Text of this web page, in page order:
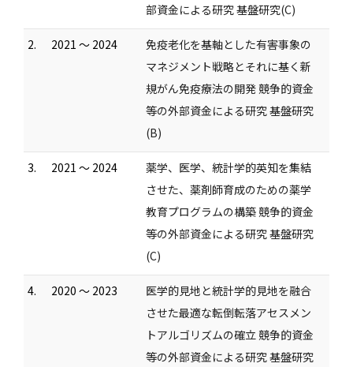
部資金による研究 基盤研究(C)
2. 2021 ～ 2024
免疫老化を基軸とした有害事象の
マネジメント戦略とそれに基く新
規がん免疫療法の開発 競争的資金
等の外部資金による研究 基盤研究
(B)
3. 2021 ～ 2024
薬学、医学、統計学的英知を集結
させた、薬剤師育成のための薬学
教育プログラムの構築 競争的資金
等の外部資金による研究 基盤研究
(C)
4. 2020 ～ 2023
医学的見地と統計学的見地を融合
させた最適な転倒転落アセスメン
トアルゴリズムの確立 競争的資金
等の外部資金による研究 基盤研究